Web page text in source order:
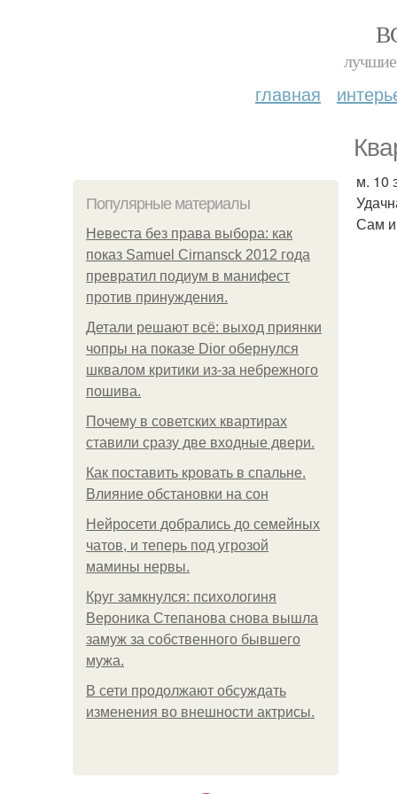
лучшие
главная
Популярные материалы
Невеста без права выбора: как
показ Samuel Cirnansck 2012 года
превратил подиум в манифест
против принуждения.
Детали решают всё: выход приянки
чопры на показе Dior обернулся
шквалом критики из-за небрежного
пошива.
Почему в советских квартирах
ставили сразу две входные двери.
Как поставить кровать в спальне.
Влияние обстановки на сон
Нейросети добрались до семейных
чатов, и теперь под угрозой
мамины нервы.
Круг замкнулся: психологиня
Вероника Степанова снова вышла
замуж за собственного бывшего
мужа.
В сети продолжают обсуждать
изменения во внешности актрисы.
м. 10
Сам